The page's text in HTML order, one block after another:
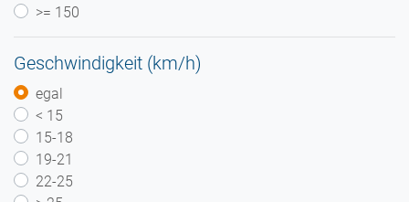
>= 150
Geschwindigkeit (km/h)
egal
< 15
15-18
19-21
22-25